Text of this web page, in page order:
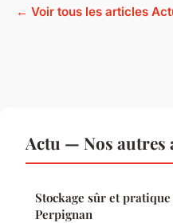
← Voir tous les articles
Actu — Nos autres
Stockage sûr et
Perpignan